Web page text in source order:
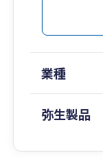
業種
弥生製品